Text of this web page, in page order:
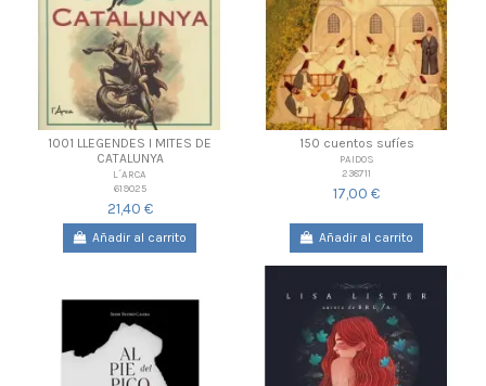
1001 LLEGENDES I MITES DE
CATALUNYA
L´ARCA
619025
21,40 €
Añadir al carrito
150 cuentos sufíes
PAIDOS
238711
17,00 €
Añadir al carrito